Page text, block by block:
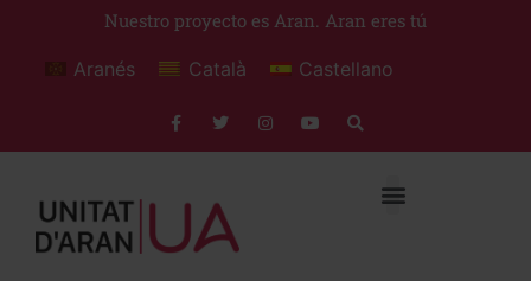
Nuestro proyecto es Aran. Aran eres tú
Aranés Català Castellano